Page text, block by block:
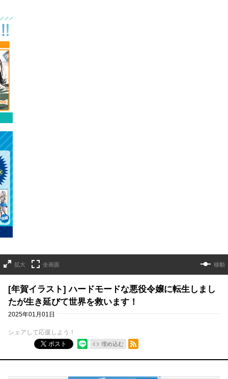
拡大 全画面 移動
[年賀イラスト] ハードモードな悪役令嬢に転生しまし
たが生き延びて世界を救います！
2025年01月01日
シェアして応援しよう！
ポスト
埋め込む
RSSフィード